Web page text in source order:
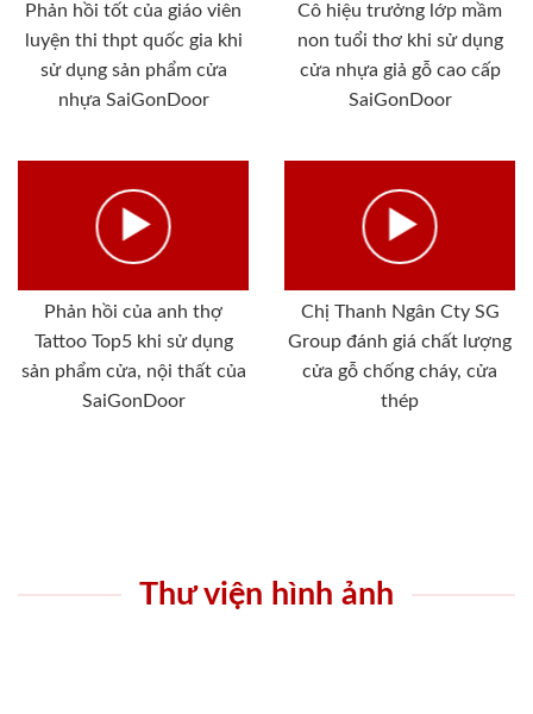
Phản hồi tốt của giáo viên
luyện thi thpt quốc gia khi
sử dụng sản phẩm cửa
nhựa SaiGonDoor
Cô hiệu trưởng lớp mầm
non tuổi thơ khi sử dụng
cửa nhựa giả gỗ cao cấp
SaiGonDoor
Phản hồi của anh thợ
Tattoo Top5 khi sử dụng
sản phẩm cửa, nội thất của
SaiGonDoor
Chị Thanh Ngân Cty SG
Group đánh giá chất lượng
cửa gỗ chống cháy, cửa
thép
Thư viện hình ảnh